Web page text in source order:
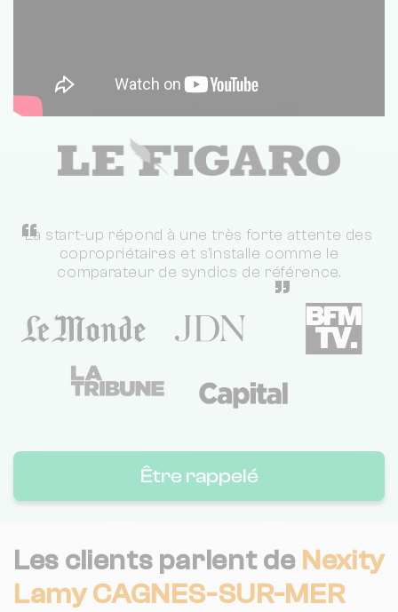
“
La start-up répond à une très forte attente des
copropriétaires et s'installe comme le
comparateur de syndics de référence.
”
Être rappelé
Les clients parlent de Nexity
Lamy CAGNES-SUR-MER